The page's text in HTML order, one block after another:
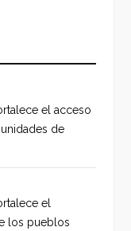
el acceso
de
el
los pueblos